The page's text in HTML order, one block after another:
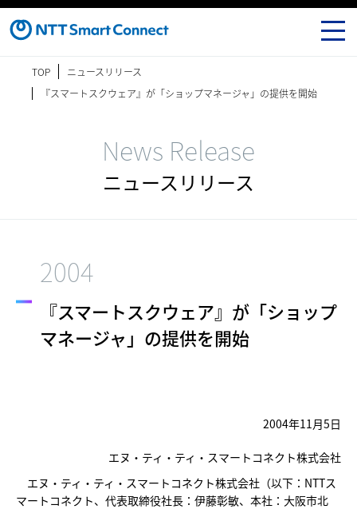
TOP
ニュースリリース
『スマートスクウェア』が「ショップマネージャ」の提供を開始
News Release
ニュースリリース
2004
『スマートスクウェア』が「ショップ
マネージャ」の提供を開始
2004年11月5日
エヌ・ティ・ティ・スマートコネクト株式会社
エヌ・ティ・ティ・スマートコネクト株式会社（以下：NTTス
マートコネクト、代表取締役社長：伊藤彰敏、本社：大阪市北